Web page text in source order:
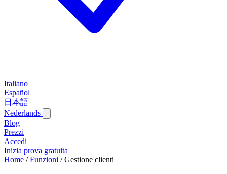
Italiano
Español
日本語
Nederlands
Blog‎
Prezzi
Accedi
Inizia prova gratuita
Home / Funzioni / Gestione clienti